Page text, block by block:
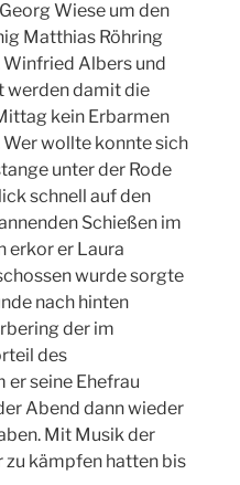
Wiese um den
Matthias Röhring
Winfried Albers und
werden damit die
kein Erbarmen
wollte konnte sich
unter der Rode
schnell auf den
Schießen im
erkor er Laura
wurde sorgte
nach hinten
der im
des
er seine Ehefrau
Abend dann wieder
Mit Musik der
zu kämpfen hatten bis